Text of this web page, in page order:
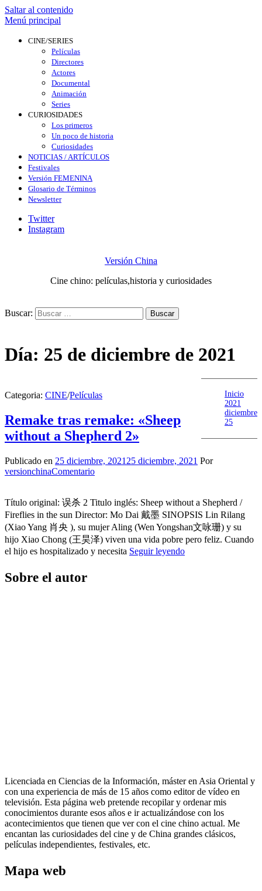
Saltar al contenido
Menú principal
CINE/SERIES
Películas
Directores
Actores
Documental
Animación
Series
CURIOSIDADES
Los primeros
Un poco de historia
Curiosidades
NOTICIAS / ARTÍCULOS
Festivales
Versión FEMENINA
Glosario de Términos
Newsletter
Twitter
Instagram
Versión China
Cine chino: películas,historia y curiosidades
Buscar:
Día: 25 de diciembre de 2021
Inicio
2021
diciembre
25
Categoria: CINE/Películas
Remake tras remake: «Sheep
without a Shepherd 2»
Publicado en 25 diciembre, 2021 25 diciembre, 2021 Por
versionchinaComentario
Título original: 误杀 2 Titulo inglés: Sheep without a Shepherd /
Fireflies in the sun Director: Mo Dai 戴墨 SINOPSIS Lin Rilang
(Xiao Yang 肖央 ), su mujer Aling (Wen Yongshan文咏珊) y su
hijo Xiao Chong (王昊泽) viven una vida pobre pero feliz. Cuando
el hijo es hospitalizado y necesita Seguir leyendo
Sobre el autor
Licenciada en Ciencias de la Información, máster en Asia Oriental y
con una experiencia de más de 15 años como editor de vídeo en
televisión. Esta página web pretende recopilar y ordenar mis
conocimientos durante esos años e ir actualizándose con los
acontecimientos que tienen que ver con el cine chino actual. Me
encantan las curiosidades del cine y de China grandes clásicos,
películas independientes, festivales, etc.
Mapa web